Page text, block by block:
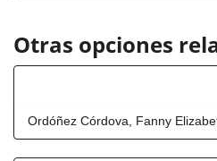
Otras opciones
Ordóñez Córdova, Fanny